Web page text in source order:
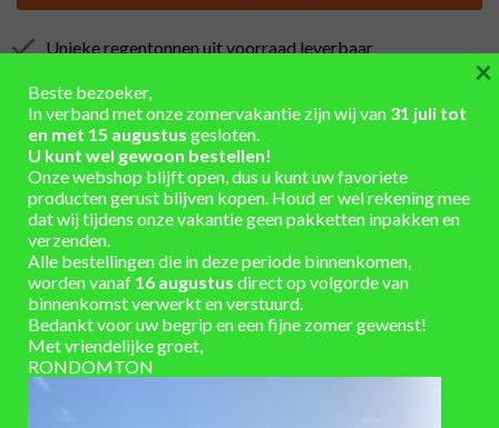
Unieke regentonnen uit voorraad leverbaar
Winkel en showtuin in de buurt van Arnhem/Ede
Eigen werkplaats voor maatwerk
Installatieservice
Verzending berekend in winkelmand
AANVULLENDE INFORMATIE
Beste bezoeker,
In verband met onze zomervakantie zijn wij van 31 juli tot
en met 15 augustus gesloten.
U kunt wel gewoon bestellen!
Onze webshop blijft open, dus u kunt uw favoriete
producten gerust blijven kopen. Houd er wel rekening mee
dat wij tijdens onze vakantie geen pakketten inpakken en
verzenden.
Alle bestellingen die in deze periode binnenkomen,
worden vanaf 16 augustus direct op volgorde van
binnenkomst verwerkt en verstuurd.
Bedankt voor uw begrip en een fijne zomer gewenst!
Met vriendelijke groet,
RONDOMTON
×